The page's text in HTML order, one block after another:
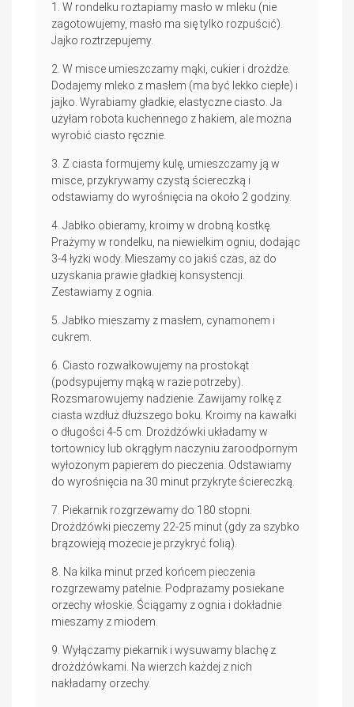
W rondelku roztapiamy masło w mleku (nie
zagotowujemy, masło ma się tylko rozpuścić).
Jajko roztrzepujemy.
W misce umieszczamy mąki, cukier i drożdże.
Dodajemy mleko z masłem (ma być lekko ciepłe) i
jajko. Wyrabiamy gładkie, elastyczne ciasto. Ja
użyłam robota kuchennego z hakiem, ale można
wyrobić ciasto ręcznie.
Z ciasta formujemy kulę, umieszczamy ją w
misce, przykrywamy czystą ściereczką i
odstawiamy do wyrośnięcia na około 2 godziny.
Jabłko obieramy, kroimy w drobną kostkę.
Prażymy w rondelku, na niewielkim ogniu, dodając
3-4 łyżki wody. Mieszamy co jakiś czas, aż do
uzyskania prawie gładkiej konsystencji.
Zestawiamy z ognia.
Jabłko mieszamy z masłem, cynamonem i
cukrem.
Ciasto rozwałkowujemy na prostokąt
(podsypujemy mąką w razie potrzeby).
Rozsmarowujemy nadzienie. Zawijamy rolkę z
ciasta wzdłuż dłuższego boku. Kroimy na kawałki
o długości 4-5 cm. Drożdżówki układamy w
tortownicy lub okrągłym naczyniu żaroodpornym
wyłożonym papierem do pieczenia. Odstawiamy
do wyrośnięcia na 30 minut przykryte ściereczką.
Piekarnik rozgrzewamy do 180 stopni.
Drożdżówki pieczemy 22-25 minut (gdy za szybko
brązowieją możecie je przykryć folią).
Na kilka minut przed końcem pieczenia
rozgrzewamy patelnie. Podprażamy posiekane
orzechy włoskie. Ściągamy z ognia i dokładnie
mieszamy z miodem.
Wyłączamy piekarnik i wysuwamy blachę z
drożdżówkami. Na wierzch każdej z nich
nakładamy orzechy.